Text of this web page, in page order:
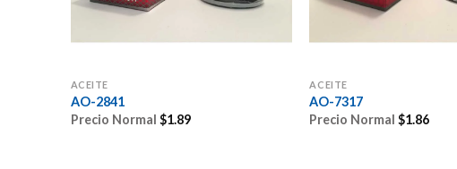
ACEITE
AO-2841
Precio Normal $1.89
ACEITE
AO-7317
Precio Normal$1.86